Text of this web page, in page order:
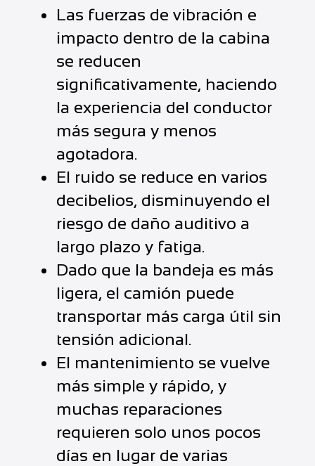
Las fuerzas de vibración e
impacto dentro de la cabina
se reducen
significativamente, haciendo
la experiencia del conductor
más segura y menos
agotadora.
El ruido se reduce en varios
decibelios, disminuyendo el
riesgo de daño auditivo a
largo plazo y fatiga.
Dado que la bandeja es más
ligera, el camión puede
transportar más carga útil sin
tensión adicional.
El mantenimiento se vuelve
más simple y rápido, y
muchas reparaciones
requieren solo unos pocos
días en lugar de varias